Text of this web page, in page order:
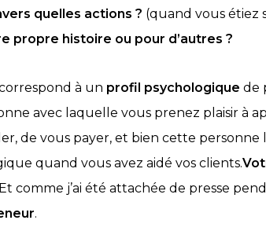
quelles actions ? (quand vous étiez
propre histoire ou pour d’autres ?
à un profil psychologique de
avec laquelle vous prenez plaisir à
de vous payer, et bien cette personne
quand vous avez aidé vos clients.
j’ai été attachée de presse
.